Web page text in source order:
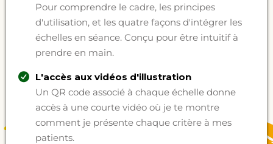
Pour comprendre le cadre, les principes
d'utilisation, et les quatre façons d'intégrer les
échelles en séance. Conçu pour être intuitif à
prendre en main.
L'accès aux vidéos d'illustration
Un QR code associé à chaque échelle donne
accès à une courte vidéo où je te montre
comment je présente chaque critère à mes
patients.